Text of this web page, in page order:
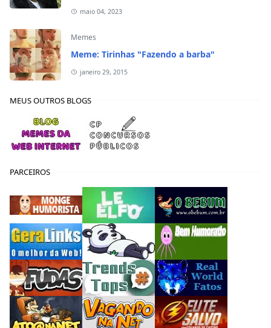
maio 04, 2023
Memes
Meme: Tirinhas "Fazendo a barba"
janeiro 29, 2015
MEUS OUTROS BLOGS
PARCEIROS